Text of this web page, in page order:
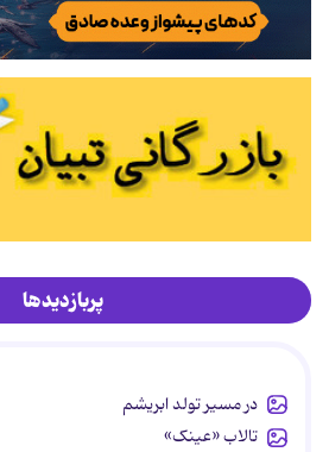
پربازدیدها
در مسیر تولد ابریشم
تالاب «عینک»